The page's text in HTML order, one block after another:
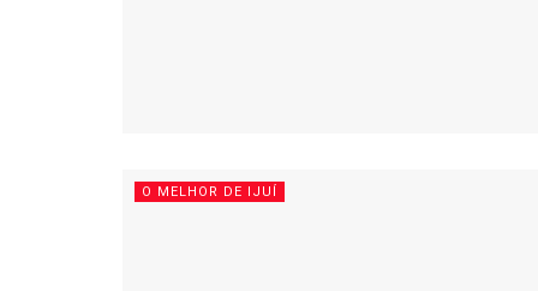
O MELHOR DE IJUÍ